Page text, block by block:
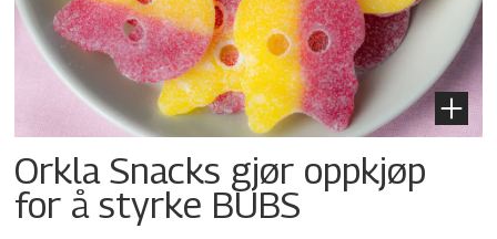
Orkla Snacks gjør oppkjøp
for å styrke BUBS